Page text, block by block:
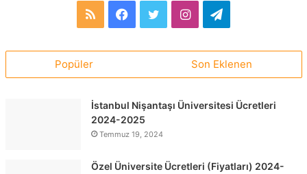
RSS Facebook
TwitterInstagramTelegram
Popüler Son Eklenen
İstanbul Nişantaşı Üniversitesi Ücretleri
2024-2025
Temmuz 19, 2024
Özel Üniversite Ücretleri (Fiyatları) 2024-